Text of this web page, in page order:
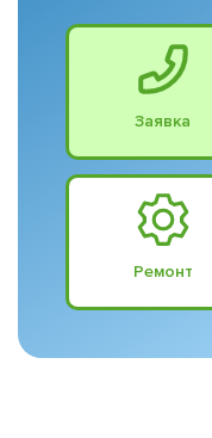
Заявка
Ремонт